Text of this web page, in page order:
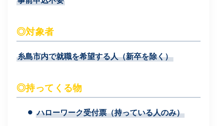
◎対象者
糸島市内で就職を希望する人（新卒を除く）
◎持ってくる物
ハローワーク受付票（持っている人のみ）